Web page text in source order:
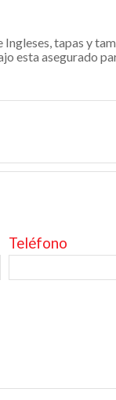
tapas y
esta asegurado
Teléfono